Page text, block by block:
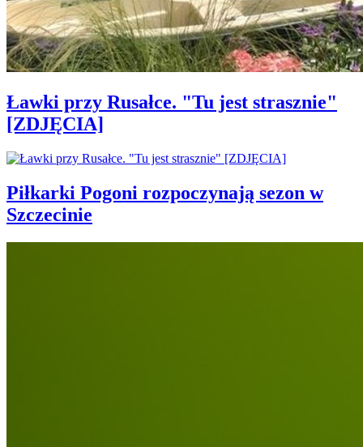
Ławki przy Rusałce. "Tu jest strasznie"
[ZDJĘCIA]
Piłkarki Pogoni rozpoczynają sezon w
Szczecinie